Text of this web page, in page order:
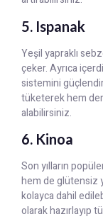
5. Ispanak
Yeşil yapraklı
çeker. Ayrıca
sistemini
tüketerek hem
alabilirsiniz.
6. Kinoa
Son yılların
hem de glütensiz
kolayca dahil
olarak hazırlayıp